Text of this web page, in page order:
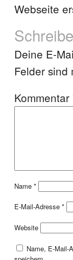
Webseite
Deine E-
Felder sind
Kommentar
Name *
E-Mail-Adresse *
Website
Name, E-Mail-